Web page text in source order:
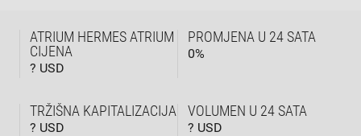
ATRIUM HERMES ATRIUM
CIJENA
? USD
PROMJENA U 24 SATA
0%
TRŽIŠNA KAPITALIZACIJA
? USD
VOLUMEN U 24 SATA
? USD